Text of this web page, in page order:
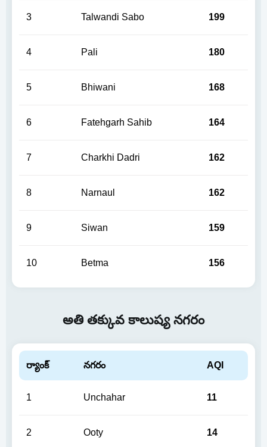
3 Talwandi Sabo 199
4 Pali 180
5 Bhiwani 168
6 Fatehgarh Sahib 164
7 Charkhi Dadri 162
8 Narnaul 162
9 Siwan 159
10 Betma 156
అతి తక్కువ కాలుష్య నగరం
ర్యాంక్ నగరం AQI
1 Unchahar 11
2 Ooty 14